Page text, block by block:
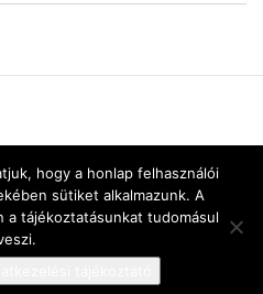
hogy a honlap felhasználói
sütiket alkalmazunk. A
a tájékoztatásunkat tudomásul